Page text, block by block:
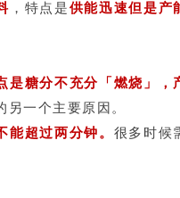
， 特点是供能迅速但是产
是糖分不充分「燃烧」，
另一个主要原因。
能超过两分钟。 很多时候